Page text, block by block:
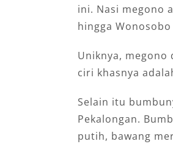
ini. Nasi megono
hingga
Uniknya,
ciri khasnya
Selain itu
Pekalongan.
putih, bawang